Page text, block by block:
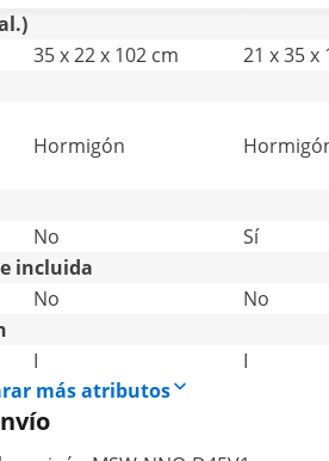
35 x 22 x 102 cm
21 x 35 x
Hormigón
No
Sí
incluida
No
No
I
I
más atributos